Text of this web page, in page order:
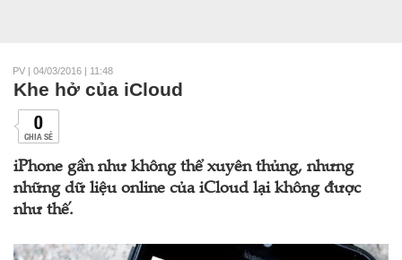
PV | 04/03/2016 | 11:48
Khe hở của iCloud
0
CHIA SẺ
iPhone gần như không thể xuyên thủng, nhưng
những dữ liệu online của iCloud lại không được
như thế.